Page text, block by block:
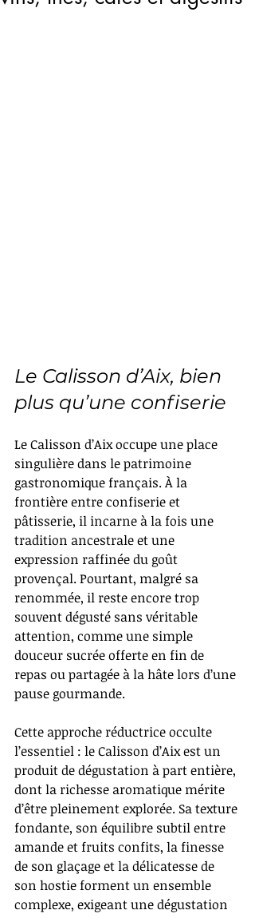
Le Calisson d’Aix, bien
plus qu’une confiserie
Le Calisson d’Aix occupe une place
singulière dans le patrimoine
gastronomique français. À la
frontière entre confiserie et
pâtisserie, il incarne à la fois une
tradition ancestrale et une
expression raffinée du goût
provençal. Pourtant, malgré sa
renommée, il reste encore trop
souvent dégusté sans véritable
attention, comme une simple
douceur sucrée offerte en fin de
repas ou partagée à la hâte lors d’une
pause gourmande.
Cette approche réductrice occulte
l’essentiel : le Calisson d’Aix est un
produit de dégustation à part entière,
dont la richesse aromatique mérite
d’être pleinement explorée. Sa texture
fondante, son équilibre subtil entre
amande et fruits confits, la finesse
de son glaçage et la délicatesse de
son hostie forment un ensemble
complexe, exigeant une dégustation